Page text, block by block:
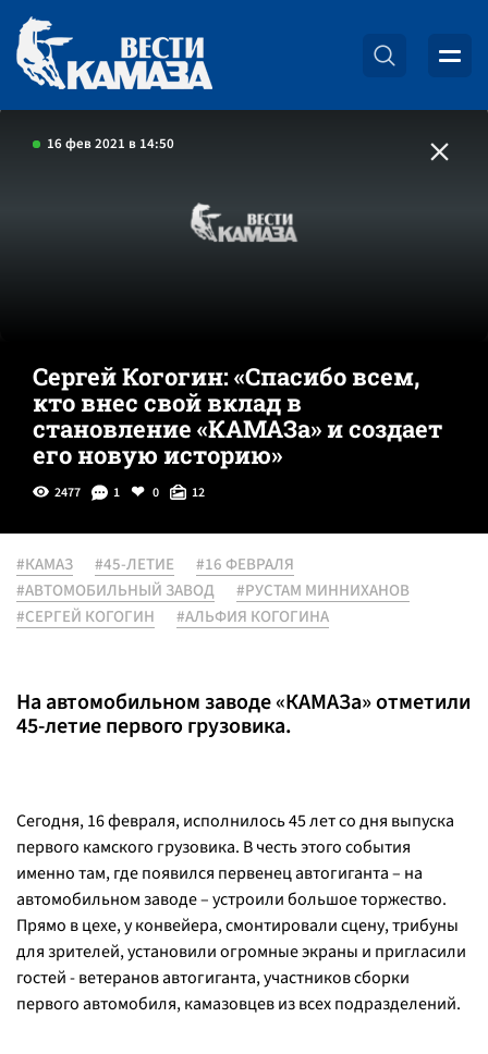
16 фев 2021 в 14:50
Сергей Когогин: «Спасибо всем,
кто внес свой вклад в
становление «КАМАЗа» и создает
его новую историю»
2477 1 0 12
#КАМАЗ #45-ЛЕТИЕ
#16 ФЕВРАЛЯ
#АВТОМОБИЛЬНЫЙ ЗАВОД
#РУСТАМ МИННИХАНОВ
#СЕРГЕЙ КОГОГИН
#АЛЬФИЯ КОГОГИНА
На автомобильном заводе «КАМАЗа» отметили
45-летие первого грузовика.
Сегодня, 16 февраля, исполнилось 45 лет со дня выпуска
первого камского грузовика. В честь этого события
именно там, где появился первенец автогиганта – на
автомобильном заводе – устроили большое торжество.
Прямо в цехе, у конвейера, смонтировали сцену, трибуны
для зрителей, установили огромные экраны и пригласили
гостей - ветеранов автогиганта, участников сборки
первого автомобиля, камазовцев из всех подразделений.